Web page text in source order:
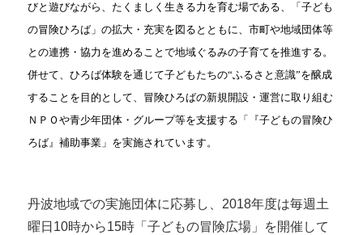
びと遊びながら、たくましく生きる力を育む場である、「子ども
の冒険ひろば」の拡大・充実を図るとともに、市町や地域団体等
との連携・協力を進めることで地域ぐるみの子育てを推進する。
併せて、ひろば体験を通じて子どもたちの“ふるさと意識”を醸成
することを目的として、冒険ひろばの新規開設・運営に取り組む
ＮＰＯや青少年団体・グループ等を支援する「『子どもの冒険ひ
ろば』補助事業」を実施されています。
丹波地域での実施団体に応募し、2018年度は毎週土
曜日10時から15時 「子どもの冒険広場」 を開催して